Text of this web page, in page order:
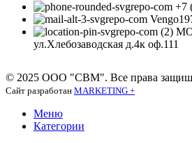
+7
ул.Хлебозаводская д.4к оф.111
© 2025 ООО "СВМ". Все права
Сайт разработан MARKETING +
Меню
Категории